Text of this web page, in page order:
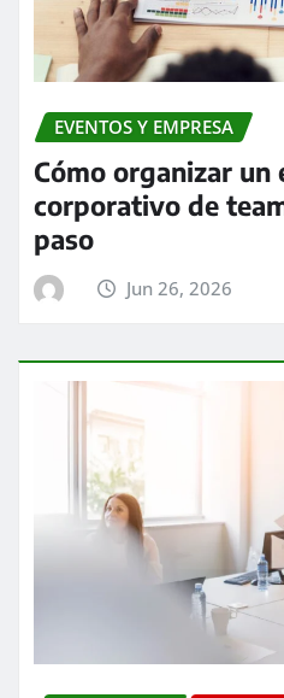
EVENTOS Y EMPRESA
Cómo organizar un
corporativo de
paso
Jun 26, 2026